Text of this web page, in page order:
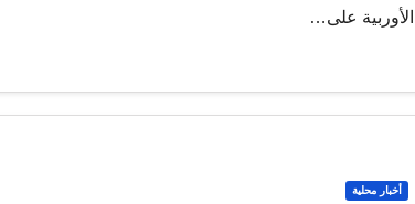
الأوربية على…
أخبار محلية